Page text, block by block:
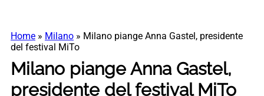
Home » Milano » Milano piange Anna Gastel, presidente
del festival MiTo
Milano piange Anna Gastel,
presidente del festival MiTo